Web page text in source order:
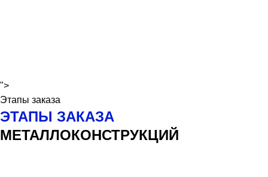
">
Этапы заказа
ЭТАПЫ ЗАКАЗА
МЕТАЛЛОКОНСТРУКЦИЙ